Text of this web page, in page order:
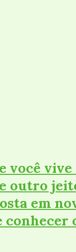
você vive
outro
em
conhecer